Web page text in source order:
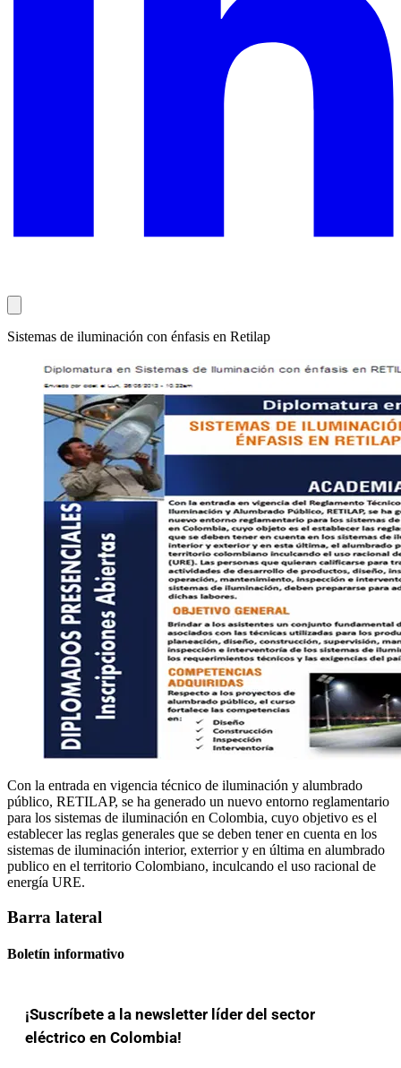
Sistemas de iluminación con énfasis en Retilap
Con la entrada en vigencia técnico de iluminación y alumbrado
público, RETILAP, se ha generado un nuevo entorno reglamentario
para los sistemas de iluminación en Colombia, cuyo objetivo es el
establecer las reglas generales que se deben tener en cuenta en los
sistemas de iluminación interior, exterrior y en última en alumbrado
publico en el territorio Colombiano, inculcando el uso racional de
energía URE.
Barra lateral
Boletín informativo
¡Suscríbete a la newsletter líder del sector
eléctrico en Colombia!